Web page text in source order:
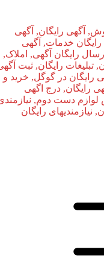
آگهی رایگان, آگهی
خدمات, آگهی
رایگان آگهی, املاک,
تبلیغات رایگان, ثبت آگهی
رایگان در گوگل, خرید و
رایگان, درج اگهی
دست دوم, نیازمندی
نیازمندیهای رایگان